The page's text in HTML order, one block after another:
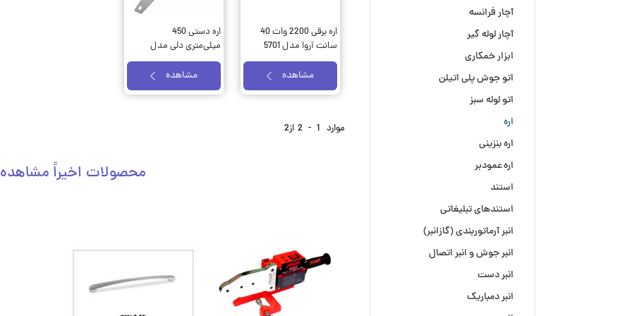
اره برقی 2200 وات 40
سانت آروا مدل 5701
مشاهده
اره دستی 450
میلی‌متری دلی مدل
EDL6845
مشاهده
موارد 1
-
2 از2
محصولات اخیراً
آچار فرانسه
آچار لوله گیر
ابزار خمکاری
اتو جوش پلی اتیلن
اتو لوله سبز
اره
اره بنزینی
اره عمودبر
استند
استندهای تبلیغاتی
انبر آرماتوربندی (گازانبر)
انبر جوش و انبر اتصال
انبر دست
انبر دمباریک